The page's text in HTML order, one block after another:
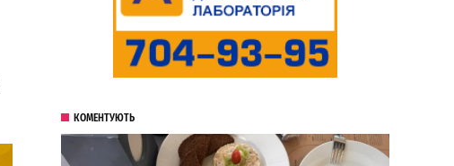
КОМЕНТУЮТЬ